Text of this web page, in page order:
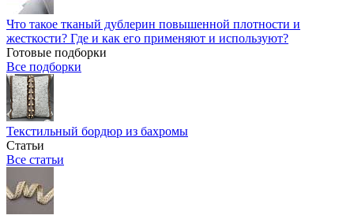
Что такое тканый дублерин повышенной плотности и
жесткости? Где и как его применяют и используют?
Готовые подборки
Все подборки
Текстильный бордюр из бахромы
Статьи
Все статьи